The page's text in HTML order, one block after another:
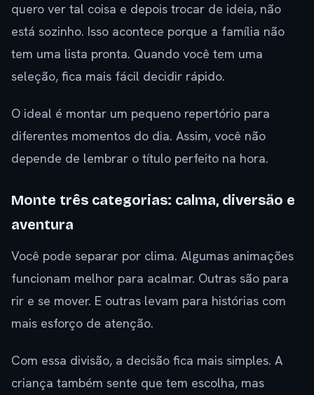
quero ver tal coisa e depois trocar de ideia, não
está sozinho. Isso acontece porque a família não
tem uma lista pronta. Quando você tem uma
seleção, fica mais fácil decidir rápido.
O ideal é montar um pequeno repertório para
diferentes momentos do dia. Assim, você não
depende de lembrar o título perfeito na hora.
Monte três categorias: calma, diversão e
aventura
Você pode separar por clima. Algumas animações
funcionam melhor para acalmar. Outras são para
rir e se mover. E outras levam para histórias com
mais esforço de atenção.
Com essa divisão, a decisão fica mais simples. A
criança também sente que tem escolha, mas